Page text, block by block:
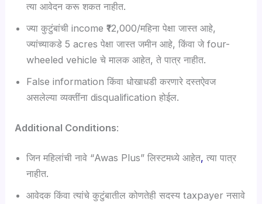
त्या आवेदन करू शकत नाहीत.
ज्या कुटुंबांची income ₹12,000/महिना पेक्षा जास्त आहे,
ज्यांच्याकडे 5 acres पेक्षा जास्त जमीन आहे, किंवा जे four-
wheeled vehicle चे मालक आहेत, ते पात्र नाहीत.
False information किंवा धोखाधडी करणारे दस्तऐवज
असलेल्या व्यक्तींना disqualification होईल.
Additional Conditions:
जिन महिलांची नावे “Awas Plus” लिस्टमध्ये आहेत, त्या पात्र
नाहीत.
आवेदक किंवा त्यांचे कुटुंबातील कोणतेही सदस्य taxpayer नसावे